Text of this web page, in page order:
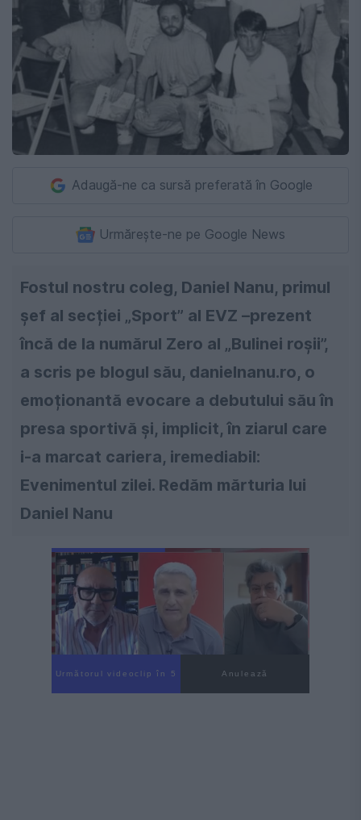
Adaugă-ne ca sursă preferată în Google
Urmărește-ne pe Google News
Fostul nostru coleg, Daniel Nanu, primul
șef al secției „Sport” al EVZ –prezent
încă de la numărul Zero al „Bulinei roșii”,
a scris pe blogul său, danielnanu.ro, o
emoționantă evocare a debutului său în
presa sportivă și, implicit, în ziarul care
i-a marcat cariera, iremediabil:
Evenimentul zilei. Redăm mărturia lui
Daniel Nanu
Următorul videoclip în 3 Anulează